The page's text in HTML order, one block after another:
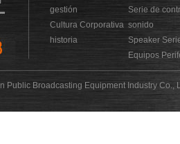
gestión
Cultura Corporativa
historia
Serie de
sonido
Speaker
Equipos
Public Broadcasting Equipment Industry